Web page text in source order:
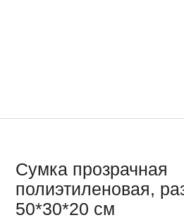
Сумка прозрачная
полиэтиленовая,
50*30*20 см